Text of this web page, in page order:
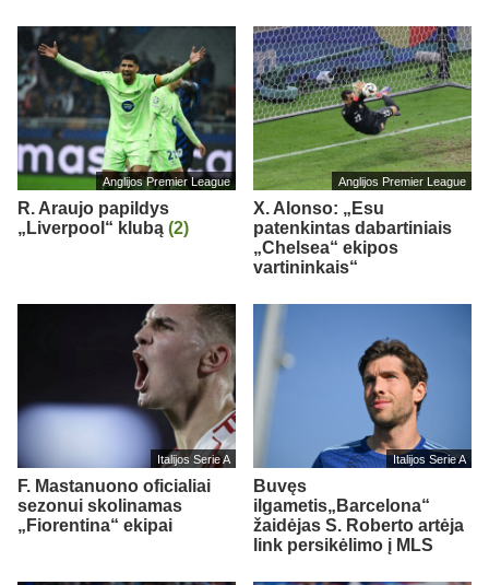
Anglijos Premier League
R. Araujo papildys
„Liverpool“ klubą (2)
Anglijos Premier League
X. Alonso: „Esu
patenkintas dabartiniais
„Chelsea“ ekipos
vartininkais“
Italijos Serie A
F. Mastanuono oficialiai
sezonui skolinamas
„Fiorentina“ ekipai
Italijos Serie A
Buvęs
ilgametis„Barcelona“
žaidėjas S. Roberto artėja
link persikėlimo į MLS